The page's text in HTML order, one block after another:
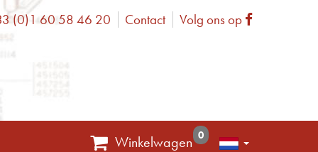
(0)1 60 58 46 20 Contact Volg ons op Facebook
Winkelwagen 0